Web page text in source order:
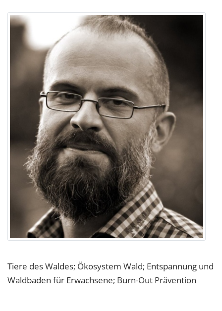
Tiere des Waldes; Ökosystem Wald; Entspannung und
Waldbaden für Erwachsene; Burn-Out Prävention